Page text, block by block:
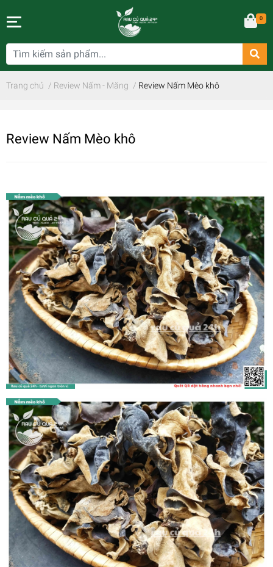
0
Trang chủ / Review Nấm - Măng / Review Nấm Mèo khô
Review Nấm Mèo khô